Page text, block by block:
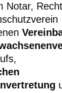
Notar,